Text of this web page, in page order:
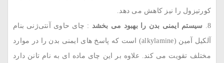
کورتیزول را نیز کاهش می ‌دهد.
سیستم ایمنی بدن را بهبود می ‌بخشد : چای حاوی آنتی‌ژنی بنام
آلکیل ‌آمین (alkylamine) است که پاسخ‌ های ایمنی بدن را در موارد
مختلف تقویت می ‌کند. علاوه‌ بر این چای ماده‌ ای به‌ نام تانن دارد